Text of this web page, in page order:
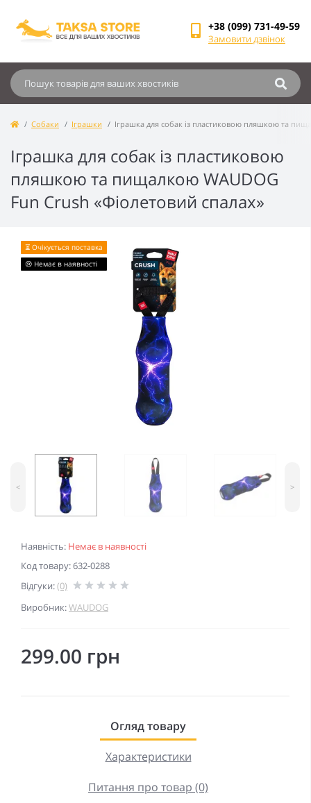
+38 (099) 731-49-59
Замовити дзвінок
Собаки Іграшки Іграшка для собак із пластиковою пляшкою та
Іграшка для собак із пластиковою
пляшкою та пищалкою WAUDOG
Fun Crush «Фіолетовий спалах»
Наявність: Немає в наявності
Код товару: 632-0288
Відгуки:(0)
Виробник:WAUDOG
⏳ Очікується поставка
😢 Немає в наявності
< >
299.00 грн
Огляд товару
Характеристики
Питання про товар (0)